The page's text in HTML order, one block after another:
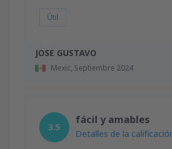
JOSE GUSTAVO
Mexic, Septiembre 2024
Útil
3.5
fácil y amables
Detalles de la